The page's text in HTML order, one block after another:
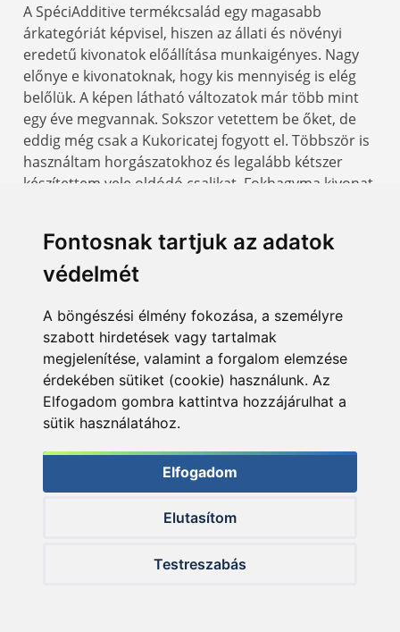
Fontosnak tartjuk az adatok
védelmét
A böngészési élmény fokozása, a személyre
szabott hirdetések vagy tartalmak
megjelenítése, valamint a forgalom elemzése
érdekében sütiket (cookie) használunk. Az
Elfogadom gombra kattintva hozzájárulhat a
sütik használatához.
Elfogadom
Elutasítom
Testreszabás
A SpéciAdditive termékcsalád egy magasabb
árkategóriát képvisel, hiszen az állati és növényi
eredetű kivonatok előállítása munkaigényes. Nagy
előnye e kivonatoknak, hogy kis mennyiség is elég
belőlük. A képen látható változatok már több mint
egy éve megvannak. Sokszor vetettem be őket, de
eddig még csak a Kukoricatej fogyott el. Többször is
használtam horgászatokhoz és legalább kétszer
készítettem vele oldódó csalikat. Fokhagyma kivonat,
mindazt, amikre az adott vizeken szükségem van.